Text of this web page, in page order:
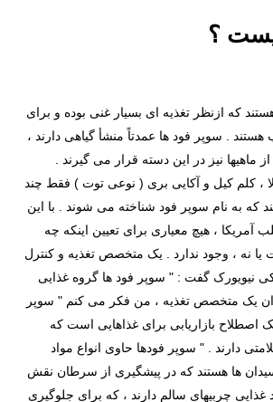
؟
که ازنظر تغذیه ای بسیار غنی بوده و برای
. سوپر فود ها عمدتاً منشأ گیاهی دارند ،
ماهیها نیز در این دسته قرار می گیرند .
، کلم کیل و آکایی بری ( نوعی توت ) فقط چند
که به نام سوپر فود شناخته می شوند . با این
آمریکا ، هیچ معیاری برای تعیین اینکه چه
نه ، وجود ندارد . یک متخصص تغذیه و کنترل
نیویورک گفت : " سوپر فود ها گروه غذایی
یک متخصص تغذيه ، من فکر می کنم " سوپر
اصطلاح بازاریابی برای غذاهایی است که
دارند . " سوپر فودها حاوی انواع مواد
ها هستند که در پیشگیری از سرطان نقش
غذایی چربیهای سالم دارند ، که برای جلوگیری